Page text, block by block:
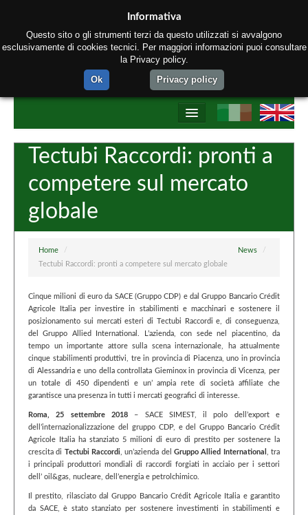
Home
Prodotti
Network Tectubi Raccordi
Tectubi Raccordi: pronti a
competere sul mercato
globale
Home / News
/
Tectubi Raccordi: pronti a competere sul mercato globale
Cinque milioni di euro da SACE (Gruppo CDP) e dal Gruppo Bancario Crédit
Agricole Italia per investire in stabilimenti e macchinari e sostenere il
posizionamento sui mercati esteri di Tectubi Raccordi e, di conseguenza,
del Gruppo Allied International. L’azienda, con sede nel piacentino, da
tempo un importante attore sulla scena internazionale, ha attualmente
cinque stabilimenti produttivi, tre in provincia di Piacenza, uno in provincia
di Alessandria e uno della controllata Gieminox in provincia di Vicenza, per
un totale di 450 dipendenti e un’ ampia rete di società affiliate che
garantisce una presenza in tutti i mercati geografici di interesse.
Roma, 25 settembre 2018 – SACE SIMEST, il polo dell’export e
dell’internazionalizzazione del gruppo CDP, e del Gruppo Bancario Crédit
Agricole Italia ha stanziato 5 milioni di euro di prestito per sostenere la
crescita di
Tectubi Raccordi, un’azienda delGruppo Allied ​ International , tra
i principali produttori mondiali di raccordi forgiati in acciaio per i settori
dell’ oil&gas, nucleare, dell’energia e petrolchimico.
Il prestito, rilasciato dal Gruppo Bancario Crédit Agricole Italia e garantito
da SACE, è stato stanziato per sostenere investimenti in stabilimenti e
Informativa
Questo sito o gli strumenti terzi da questo utilizzati si avvalgono
esclusivamente di cookies tecnici. Per maggiori informazioni puoi consultare
la Privacy policy.
Ok
Privacy policy